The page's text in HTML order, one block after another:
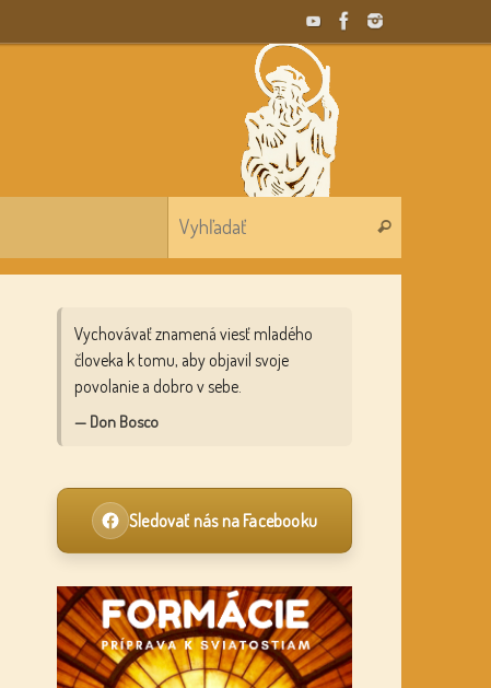
Vyhľadať
Vychovávať znamená viesť mladého
človeka k tomu, aby objavil svoje
povolanie a dobro v sebe.
— Don Bosco
Sledovať nás na Facebooku